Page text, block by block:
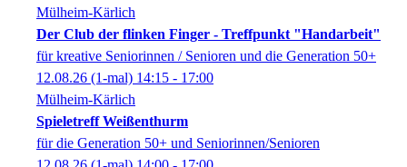
Mülheim-Kärlich
Der Club der flinken Finger - Treffpunkt "Handarbeit"
für kreative Seniorinnen / Senioren und die Generation 50+
12.08.26 (1-mal) 14:15 - 17:00
Mülheim-Kärlich
Spieletreff Weißenthurm
für die Generation 50+ und Seniorinnen/Senioren